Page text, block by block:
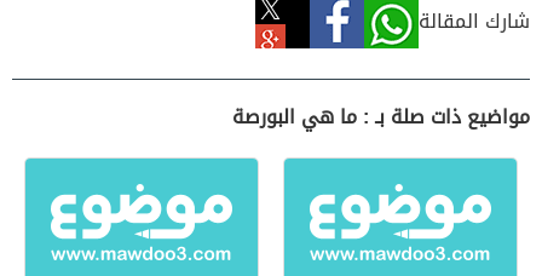
شارك المقالة
مواضيع ذات صلة بـ : ما هي البورصة